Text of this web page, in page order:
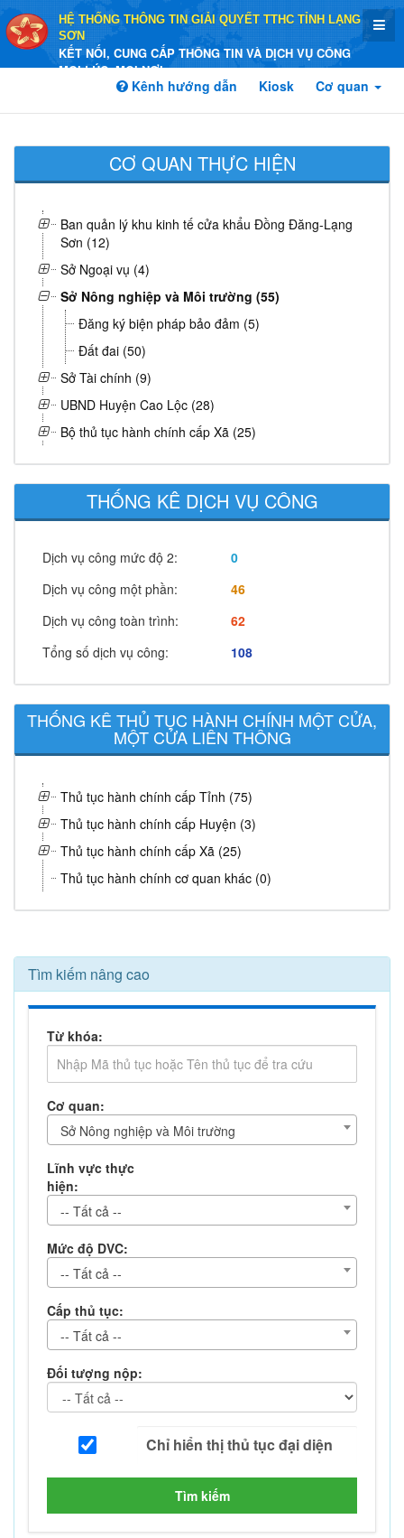
HỆ THỐNG THÔNG TIN GIẢI QUYẾT TTHC TỈNH LẠNG
SƠN
KẾT NỐI, CUNG CẤP THÔNG TIN VÀ DỊCH VỤ CÔNG
MỌI LÚC, MỌI NƠI
Kênh hướng dẫn Kiosk Cơ quan
CƠ QUAN THỰC HIỆN
Ban quản lý khu kinh tế cửa khẩu Đồng Đăng-Lạng
Sơn (12)
Sở Ngoại vụ (4)
Sở Nông nghiệp và Môi trường (55)
Đăng ký biện pháp bảo đảm (5)
Đất đai (50)
Sở Tài chính (9)
UBND Huyện Cao Lộc (28)
Bộ thủ tục hành chính cấp Xã (25)
THỐNG KÊ DỊCH VỤ CÔNG
Dịch vụ công mức độ 2:
0
Dịch vụ công một phần:
46
Dịch vụ công toàn trình:
62
Tổng số dịch vụ công:
108
THỐNG KÊ THỦ TỤC HÀNH CHÍNH MỘT CỬA,
MỘT CỬA LIÊN THÔNG
Thủ tục hành chính cấp Tỉnh (75)
Thủ tục hành chính cấp Huyện (3)
Thủ tục hành chính cấp Xã (25)
Thủ tục hành chính cơ quan khác (0)
Tìm kiếm nâng cao
Từ khóa:
Cơ quan:
Sở Nông nghiệp và Môi trường
Lĩnh vực thực
hiện:
-- Tất cả --
Mức độ DVC:
-- Tất cả --
Cấp thủ tục:
-- Tất cả --
Đối tượng nộp:
Tìm kiếm